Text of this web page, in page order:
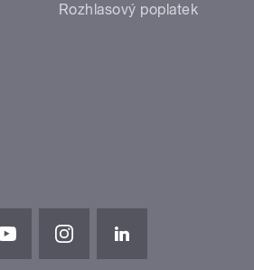
Rozhlasový poplatek